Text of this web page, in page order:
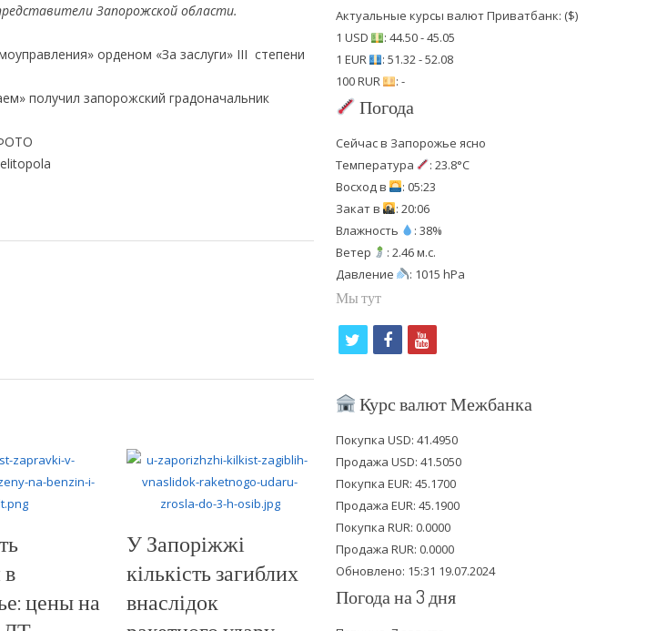
Запорожской области.
орденом «За заслуги» III степени
получил запорожский градоначальник
цены на
У Запоріжжі
кількість загиблих
внаслідок
Актуальные курсы валют Приватбанк: ($)
1 USD
: 44.50 - 45.05
1 EUR
: 51.32 - 52.08
100 RUR
: -
Погода
Сейчас в Запорожье ясно
Температура
: 23.8°C
Восход в
: 05:23
Закат в
: 20:06
Влажность
: 38%
Ветер
: 2.46 м.с.
Давление
: 1015 hPa
Мы тут
i
t
e
r
f
c
b
o
o
k
y
u
u
b
e
Курс валют Межбанка
Покупка USD: 41.4950
Продажа USD: 41.5050
Покупка EUR: 45.1700
Продажа EUR: 45.1900
Покупка RUR: 0.0000
Продажа RUR: 0.0000
Обновлено: 15:31 19.07.2024
Погода на 3 дня